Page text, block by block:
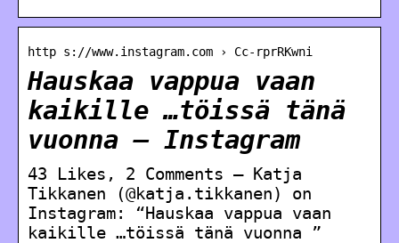
http s://www.instagram.com › Cc-rprRKwni
Hauskaa vappua vaan
kaikille …töissä tänä
vuonna – Instagram
43 Likes, 2 Comments – Katja
Tikkanen (@katja.tikkanen) on
Instagram: “Hauskaa vappua vaan
kaikille …töissä tänä vuonna ”